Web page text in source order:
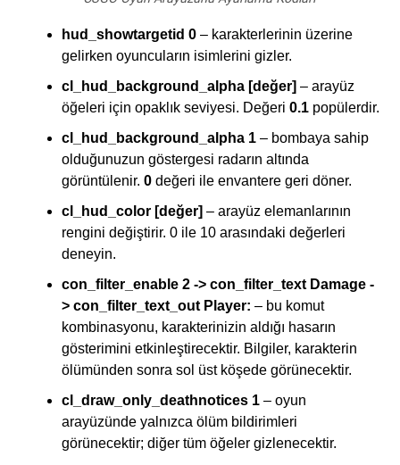
hud_showtargetid 0 – karakterlerinin üzerine
gelirken oyuncuların isimlerini gizler.
cl_hud_background_alpha [değer] – arayüz
öğeleri için opaklık seviyesi. Değeri 0.1 popülerdir.
cl_hud_background_alpha 1 – bombaya sahip
olduğunuzun göstergesi radarın altında
görüntülenir. 0 değeri ile envantere geri döner.
cl_hud_color [değer] – arayüz elemanlarının
rengini değiştirir. 0 ile 10 arasındaki değerleri
deneyin.
con_filter_enable 2-> con_filter_text Damage-
> con_filter_text_out Player: – bu komut
kombinasyonu, karakterinizin aldığı hasarın
gösterimini etkinleştirecektir. Bilgiler, karakterin
ölümünden sonra sol üst köşede görünecektir.
cl_draw_only_deathnotices 1 – oyun
arayüzünde yalnızca ölüm bildirimleri
görünecektir; diğer tüm öğeler gizlenecektir.